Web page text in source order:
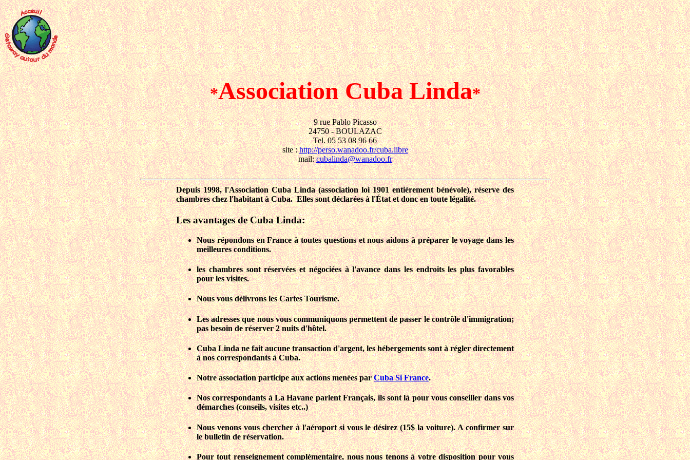
*Association Cuba Linda*
9 rue Pablo Picasso
24750 - BOULAZAC
Tel. 05 53 08 96 66
site :http://perso.wanadoo.fr/cuba.libre
mail:cubalinda@wanadoo.fr
Depuis 1998, l'Association Cuba Linda (association loi 1901 entièrement bénévole), réserve des
chambres chez l'habitant à Cuba. Elles sont déclarées à l'État et donc en toute légalité.
Les avantages de Cuba Linda:
Nous répondons en France à toutes questions et nous aidons à préparer le voyage dans les
meilleures conditions.
les chambres sont réservées et négociées à l'avance dans les endroits les plus favorables
pour les visites.
Nous vous délivrons les Cartes Tourisme.
Les adresses que nous vous communiquons permettent de passer le contrôle d'immigration;
pas besoin de réserver 2 nuits d'hôtel.
Cuba Linda ne fait aucune transaction d'argent, les hébergements sont à régler directement
à nos correspondants à Cuba.
Notre association participe aux actions menées parCuba Si France.
Nos correspondants à La Havane parlent Français, ils sont là pour vous conseiller dans vos
démarches (conseils, visites etc..)
Nous venons vous chercher à l'aéroport si vous le désirez (15$ la voiture). A confirmer sur
le bulletin de réservation.
Pour tout renseignement complémentaire, nous nous tenons à votre disposition pour vous